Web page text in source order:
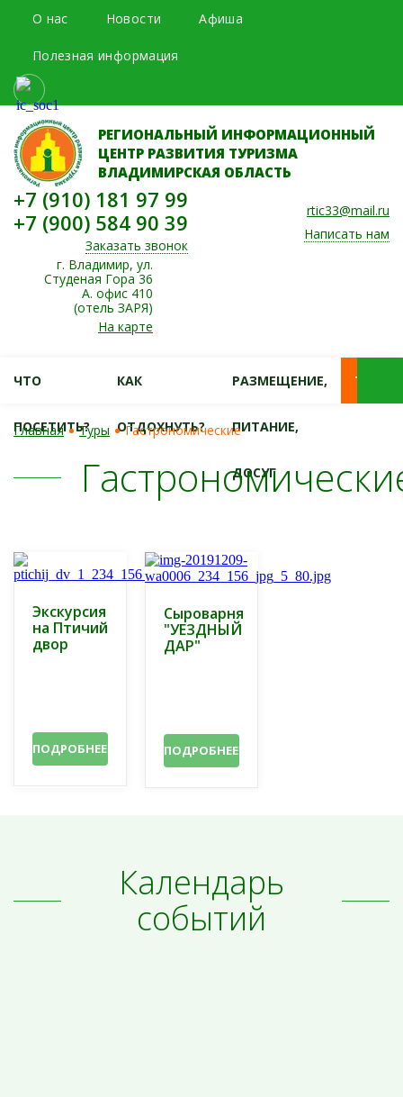
О нас Новости Афиша
Полезная информация
РЕГИОНАЛЬНЫЙ ИНФОРМАЦИОННЫЙ
ЦЕНТР РАЗВИТИЯ ТУРИЗМА
ВЛАДИМИРСКАЯ ОБЛАСТЬ
+7 (910) 181 97 99
+7 (900) 584 90 39
Заказать звонок
rtic33@mail.ru
Написать нам
г. Владимир, ул.
Студеная Гора 36
А. офис 410
(отель ЗАРЯ)
На карте
ЧТО
ПОСЕТИТЬ?
КАК
ОТДОХНУТЬ?
РАЗМЕЩЕНИЕ,
ПИТАНИЕ,
ДОСУГ
ТУРЫ
Главная Туры Гастрономические
Экскурсия
на Птичий
двор
ПОДРОБНЕЕ
Сыроварня
"УЕЗДНЫЙ
ДАР"
ПОДРОБНЕЕ
Календарь
событий